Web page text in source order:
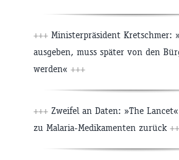
+++ Ministerpräsident Kretschmer:
ausgeben, muss später von den
werden« +++
+++ Zweifel an Daten: »The
zu Malaria-Medikamenten zurück